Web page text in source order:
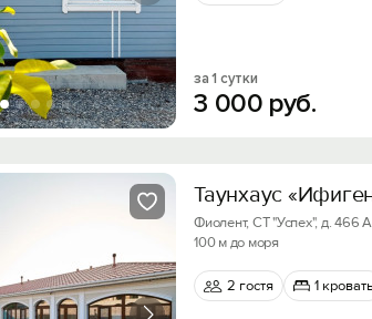
за 1 сутки
3 000 руб.
Таунхаус
Фиолент, СТ "Успех", д. 466
100 м до моря
2 гостя 1
Хочешь дешевле? Оставь почту
первое бронирование!
Войти с помощью